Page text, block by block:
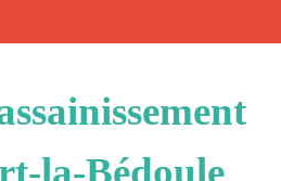
la-Bédoule